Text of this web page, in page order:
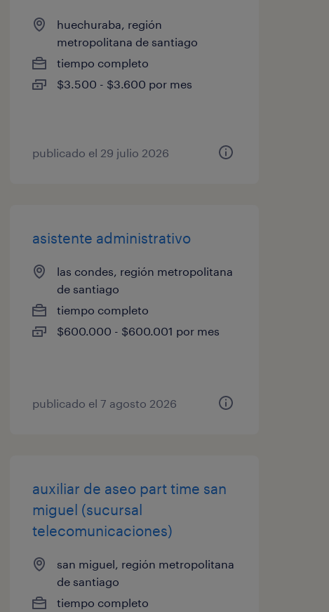
huechuraba, región
metropolitana de santiago
tiempo completo
$3.500 - $3.600 por mes
publicado el 29 julio 2026
asistente administrativo
las condes, región metropolitana
de santiago
tiempo completo
$600.000 - $600.001 por mes
publicado el 7 agosto 2026
auxiliar de aseo part time san
miguel (sucursal
telecomunicaciones)
san miguel, región metropolitana
de santiago
tiempo completo